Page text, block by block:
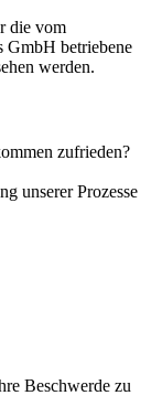
die vom
GmbH betriebene
werden.
zufrieden?
unserer Prozesse
Beschwerde zu